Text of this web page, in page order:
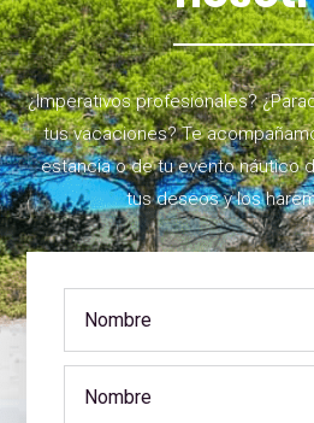
¿Imperativos profesionales?
tus vacaciones? Te
estancia o de tu evento náutico
tus deseos y los